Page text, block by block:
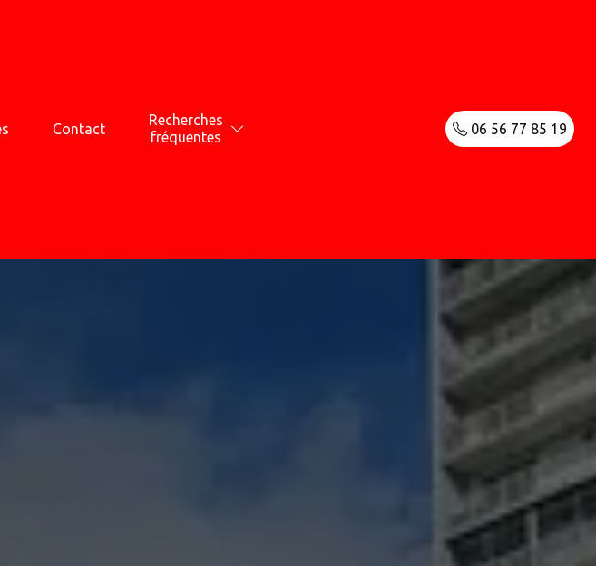
Contact
Recherches
fréquentes
06 56 77 85 19